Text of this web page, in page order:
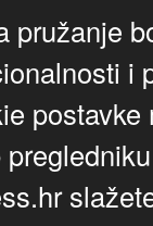
pružanje
i